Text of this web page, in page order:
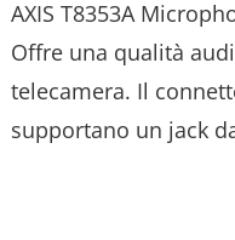
AXIS T8353A
Offre una qualità
telecamera. Il
supportano un jack